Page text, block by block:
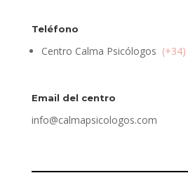
Teléfono
Centro Calma Psicólogos
Email del centro
info@calmapsicologos.com